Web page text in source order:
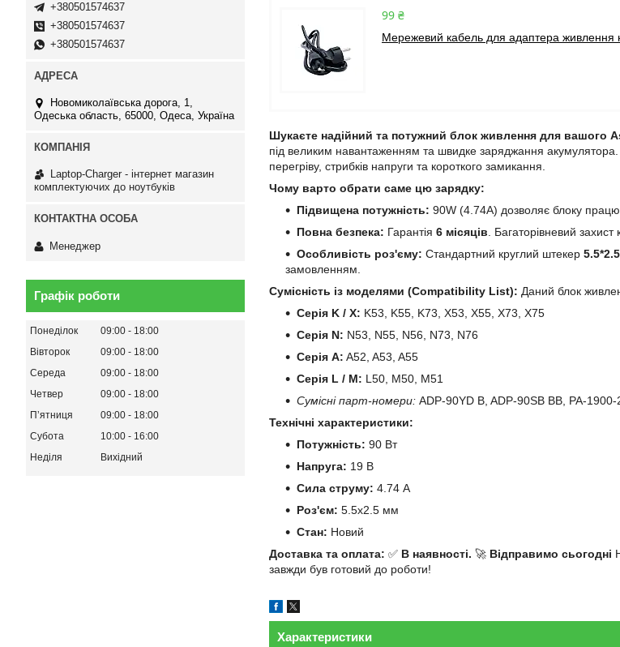
99 ₴
Мережевий кабель для адаптера
Шукаєте надійний та потужний блок живлення для вашого
під великим навантаженням та швидке заряджання акумулятора.
перегріву, стрибків напруги та короткого замикання.
Чому варто обрати саме цю зарядку:
Підвищена потужність: 90W (4.74A) дозволяє блоку
Повна безпека: Гарантія 6 місяців . Багаторівневий
Особливість роз'єму: Стандартний круглий штекер
замовленням.
Сумісність із моделями (Compatibility List): Даний блок
Серія K / X: K53, K55, K73, X53, X55, X73, X75
Серія N: N53, N55, N56, N73, N76
Серія A: A52, A53, A55
Серія L / M: L50, M50, M51
Сумісні парт-номери: ADP-90YD B, ADP-90SB BB, PA-
Технічні характеристики:
Потужність: 90 Вт
Напруга: 19 В
Сила струму: 4.74 А
Роз'єм: 5.5x2.5 мм
Стан: Новий
Доставка та оплата: ✅ В наявності. 🚀 Відправимо сьогодні
завжди був готовий до роботи!
Характеристики
+380501574637
+380501574637
+380501574637
Новомиколаївська дорога, 1,
Одеська область, 65000, Одеса, Україна
Laptop-Charger - інтернет магазин
комплектуючих до ноутбуків
Менеджер
Графік роботи
Понеділок 09:00
18:00
Вівторок
09:00
18:00
Середа
09:00
18:00
Четвер
09:00
18:00
Пʼятниця
09:00
18:00
Субота
10:00
16:00
Неділя
Вихідний